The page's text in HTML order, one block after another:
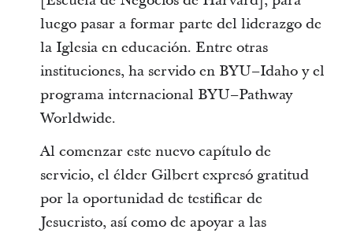
luego pasar a formar parte del liderazgo de
la Iglesia en educación. Entre otras
instituciones, ha servido en BYU–Idaho y el
programa internacional BYU–Pathway
Worldwide.
Al comenzar este nuevo capítulo de
servicio, el élder Gilbert expresó gratitud
por la oportunidad de testificar de
Jesucristo, así como de apoyar a las